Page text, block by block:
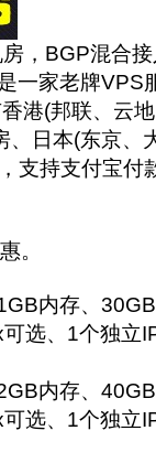
，BGP混合
一家老牌VPS
港(邦联、云
日本(东京、
支持支付宝付
。
内存、
选、1个独立
内存、
选、1个独立